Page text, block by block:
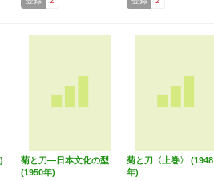
菊と刀―日本文化の型
(1950年)
菊と刀〈上巻〉 (1948
年)